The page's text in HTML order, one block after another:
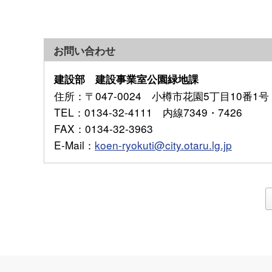
お問い合わせ
建設部 建設事業室公園緑地課
住所 ：〒047-0024 小樽市花園5丁目10番1号
TEL ：0134-32-4111 内線7349・7426
FAX ：0134-32-3963
E-Mail ： koen-ryokuti@city.otaru.lg.jp